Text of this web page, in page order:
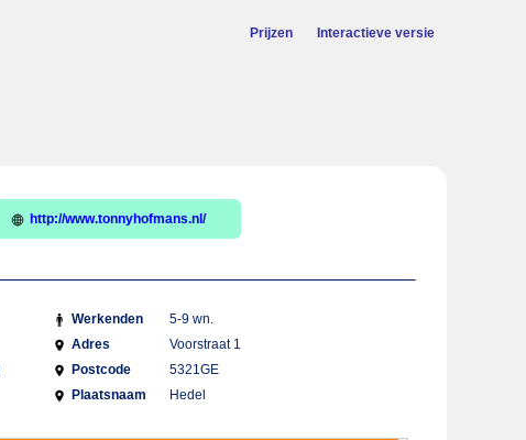
Prijzen Interactieve versie
http://www.tonnyhofmans.nl/
Werkenden
5-9 wn.
Adres
Voorstraat 1
Postcode
5321GE
Plaatsnaam
Hedel